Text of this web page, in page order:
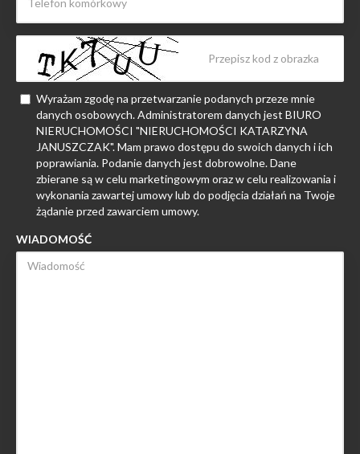
Wyrażam zgodę na przetwarzanie podanych przeze mnie
danych osobowych. Administratorem danych jest BIURO
NIERUCHOMOŚCI "NIERUCHOMOŚCI KATARZYNA
JANUSZCZAK". Mam prawo dostępu do swoich danych i ich
poprawiania. Podanie danych jest dobrowolne. Dane
zbierane są w celu marketingowym oraz w celu realizowania i
wykonania zawartej umowy lub do podjęcia działań na Twoje
żądanie przed zawarciem umowy.
WIADOMOŚĆ